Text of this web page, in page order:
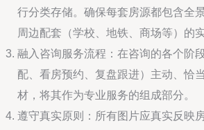
行分类存储。确保每套房源都包含全
周边配套（学校、地铁、商场等）的实
融入咨询服务流程：在咨询的各个阶
配、看房预约、复盘跟进）主动、恰
材，将其作为专业服务的组成部分。
遵守真实原则：所有图片应真实反映